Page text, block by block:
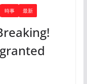
時事 最新